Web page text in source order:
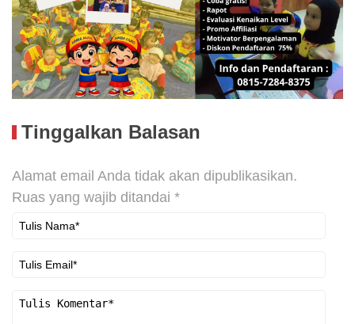
Tinggalkan Balasan
Alamat email Anda tidak akan dipublikasikan.
Ruas yang wajib ditandai *